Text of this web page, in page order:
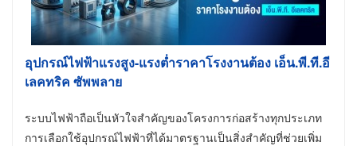
อุปกรณ์ไฟฟ้าแรงสูง-แรงต่ำราคาโรงงานต้อง เอ็น.พี.ที.อี
เลคทริค ซัพพลาย
ระบบไฟฟ้าถือเป็นหัวใจสำคัญของโครงการก่อสร้างทุกประเภท
การเลือกใช้อุปกรณ์ไฟฟ้าที่ได้มาตรฐานเป็นสิ่งสำคัญที่ช่วยเพิ่ม